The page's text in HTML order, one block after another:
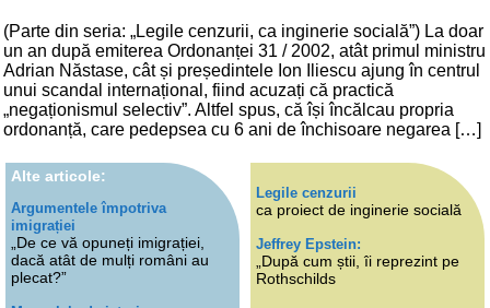
(Parte din seria: „Legile cenzurii, ca inginerie socială”) La doar
un an după emiterea Ordonanței 31 / 2002, atât primul ministru
Adrian Năstase, cât și președintele Ion Iliescu ajung în centrul
unui scandal internațional, fiind acuzați că practică
„negaționismul selectiv”. Altfel spus, că își încălcau propria
ordonanță, care pedepsea cu 6 ani de închisoare negarea […]
Alte articole:
Argumentele împotriva
imigrației
„De ce vă opuneți imigrației,
dacă atât de mulți români au
plecat?”
Legile cenzurii
ca proiect de inginerie socială
Jeffrey Epstein:
„După cum știi, îi reprezint pe
Rothschilds